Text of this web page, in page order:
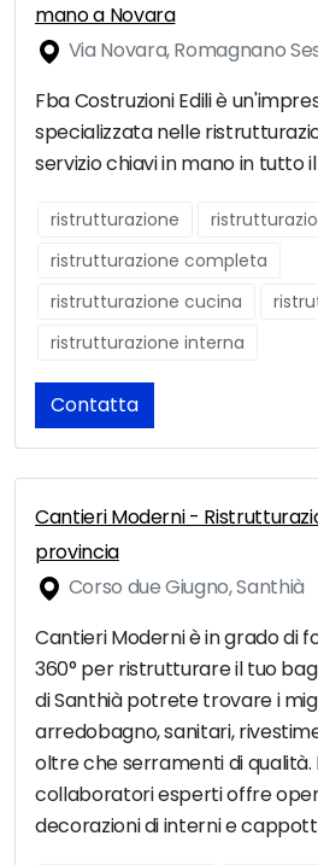
mano a Novara
Via Novara, Romagnano
Fba Costruzioni Edili è
specializzata nelle
servizio chiavi in mano in tutto
ristrutturazione
ristrutturazione completa
ristrutturazione cucina
ristrutturazione interna
Contatta
Cantieri Moderni -
provincia
Corso due Giugno, Santhià
Cantieri Moderni è in grado di
360° per ristrutturare il tuo
di Santhià potrete trovare i
arredobagno, sanitari,
oltre che serramenti di qualità.
collaboratori esperti offre
decorazioni di interni e